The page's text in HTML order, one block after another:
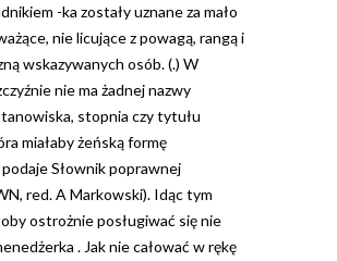
-ka zostały uznane za mało
nie licujące z powagą, rangą i
wskazywanych osób. (.) W
nie ma żadnej nazwy
stopnia czy tytułu
miałaby żeńską formę
Słownik poprawnej
red. A Markowski). Idąc tym
ostrożnie posługiwać się nie
. Jak nie całować w rękę